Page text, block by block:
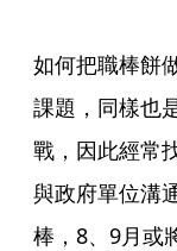
如何把職棒餅
課題，同樣也
戰，因此經常
與政府單位溝
棒，8、9月或